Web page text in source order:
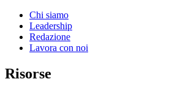
Chi siamo
Leadership
Redazione
Lavora con noi
Risorse